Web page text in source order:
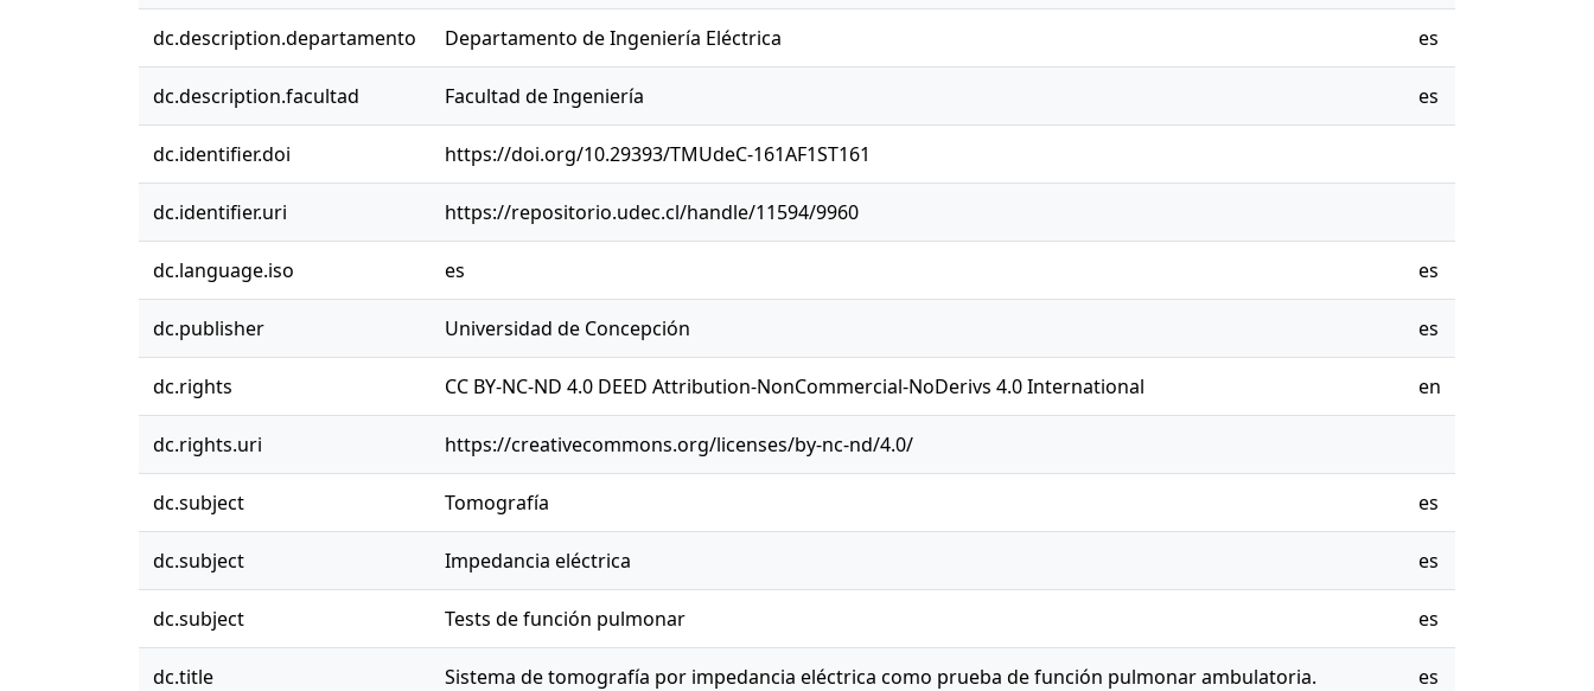
dc.description.departamento Departamento de Ingeniería Eléctrica es
dc.description.facultad Facultad de Ingeniería es
dc.identifier.doi https://doi.org/10.29393/TMUdeC-161AF1ST161
dc.identifier.uri https://repositorio.udec.cl/handle/11594/9960
dc.language.iso es es
dc.publisher Universidad de Concepción es
dc.rights CC BY-NC-ND 4.0 DEED Attribution-NonCommercial-NoDerivs 4.0 International en
dc.rights.uri https://creativecommons.org/licenses/by-nc-nd/4.0/
dc.subject Tomografía es
dc.subject ⁠Impedancia eléctrica es
dc.subject Tests de función pulmonar es
dc.title Sistema de tomografía por impedancia eléctrica como prueba de función pulmonar ambulatoria. es